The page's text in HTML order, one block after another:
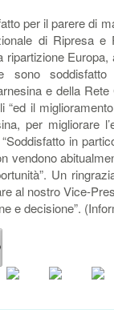
per il parere di
di Ripresa e
ripartizione
sono
e della
“ed il
per migliorare
“Soddisfatto in
vendono
Un
al nostro Vice-
e decisione”.